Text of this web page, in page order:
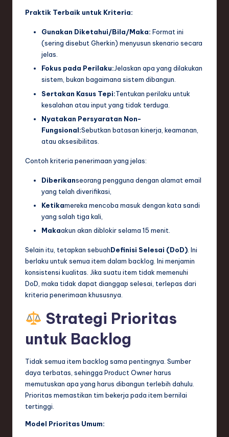
Praktik Terbaik untuk Kriteria:
Gunakan Diketahui/Bila/Maka: Format ini
(sering disebut Gherkin) menyusun skenario secara
jelas.
Fokus pada Perilaku:Jelaskan apa yang dilakukan
sistem, bukan bagaimana sistem dibangun.
Sertakan Kasus Tepi:Tentukan perilaku untuk
kesalahan atau input yang tidak terduga.
Nyatakan Persyaratan Non-
Fungsional:Sebutkan batasan kinerja, keamanan,
atau aksesibilitas.
Contoh kriteria penerimaan yang jelas:
Diberikanseorang pengguna dengan alamat email
yang telah diverifikasi,
Ketikamereka mencoba masuk dengan kata sandi
yang salah tiga kali,
Makaakun akan diblokir selama 15 menit.
Selain itu, tetapkan sebuahDefinisi Selesai (DoD) . Ini
berlaku untuk semua item dalam backlog. Ini menjamin
konsistensi kualitas. Jika suatu item tidak memenuhi
DoD, maka tidak dapat dianggap selesai, terlepas dari
kriteria penerimaan khususnya.
Strategi Prioritas
untuk Backlog
Tidak semua item backlog sama pentingnya. Sumber
daya terbatas, sehingga Product Owner harus
memutuskan apa yang harus dibangun terlebih dahulu.
Prioritas memastikan tim bekerja pada item bernilai
tertinggi.
Model Prioritas Umum: